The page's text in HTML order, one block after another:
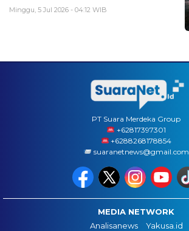
Minggu, 5 Jul 2026 - 04:12 WIB
PT Suara Merdeka Group
‪+62817397301
+6288268178854
suaranetnews@gmail.com
MEDIA NETWORK
Analisanews
Yakusa.id